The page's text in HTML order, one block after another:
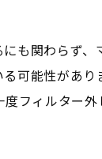
も関わらず
可能性があり
フィルター